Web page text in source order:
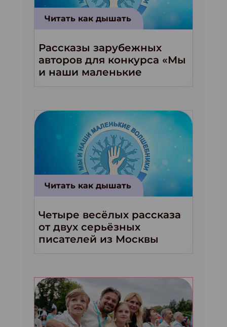
Читать как дышать
Рассказы зарубежных
авторов для конкурса «Мы
и наши маленькие
волшебники!»
Читать как дышать
Четыре весёлых рассказа
от двух серьёзных
писателей из Москвы